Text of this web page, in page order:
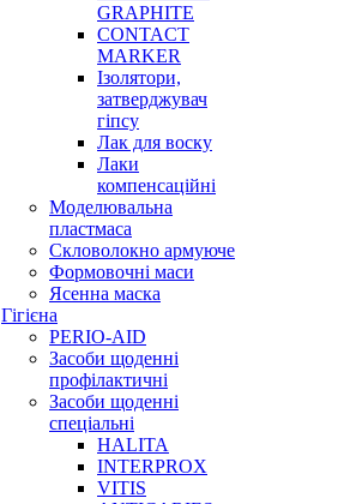
GRAPHITE
CONTACT
MARKER
Ізолятори,
затверджувач
гіпсу
Лак для воску
Лаки
компенсаційні
Моделювальна
пластмаса
Скловолокно армуюче
Формовочні маси
Ясенна маска
Гігієна
PERIO-AID
Засоби щоденні
профілактичні
Засоби щоденні
спеціальні
HALITA
INTERPROX
VITIS